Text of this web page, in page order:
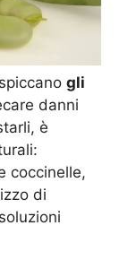
gli
danni
è
coccinelle,
di